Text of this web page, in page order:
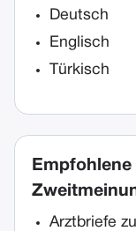
Deutsch
Englisch
Türkisch
Arztbriefe